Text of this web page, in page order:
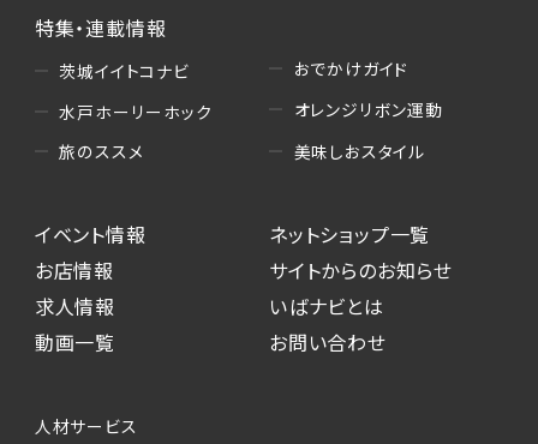
・読者プレゼント、アンケート等、当サービスが実
施するキャンペーンの抽選、当選者への連絡及
び発送 ・ユーザーの趣向や属性情報等の分析
（5）広告主への問い合わせ・応募等への対応
・本サービスを通じて求人広告に応募した際の
選考に関する連絡
・本サービスを通じて店舗への来店予約を登録
した際の内容確認、返答
本サービスが収集する個人情報は、ご本人の意
特集・連載情報
茨城イイトコナビ
水戸ホーリーホック
旅のススメ
おでかけガイド
オレンジリボン運動
美味しおスタイル
イベント情報
お店情報
求人情報
動画一覧
ネットショップ一覧
サイトからのお知らせ
いばナビとは
お問い合わせ
人材サービス